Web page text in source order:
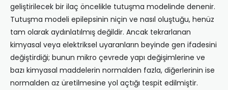
geliştirilecek bir ilaç öncelikle tutuşma modelinde denenir.
Tutuşma modeli epilepsinin niçin ve nasıl oluştuğu, henüz
tam olarak aydınlatılmış değildir. Ancak tekrarlanan
kimyasal veya elektriksel uyaranların beyinde gen ifadesini
değiştirdiği; bunun mikro çevrede yapı değişimlerine ve
bazı kimyasal maddelerin normalden fazla, diğerlerinin ise
normalden az üretilmesine yol açtığı tespit edilmiştir.